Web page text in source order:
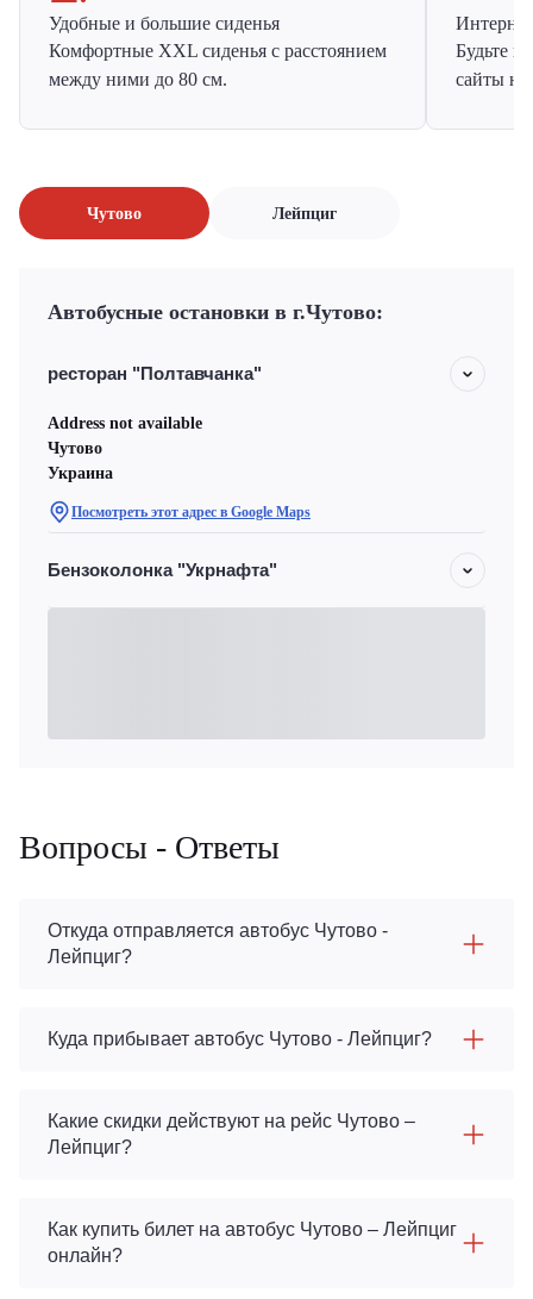
Удобные и большие сиденья
Комфортные XXL сиденья с расстоянием
между ними до 80 см.
Будьте
сайты на
Чутово Лейпциг
Автобусные остановки в г.Чутово:
ресторан "Полтавчанка"
Address not available
Чутово
Украина
Посмотреть этот адрес в Google Maps
Бензоколонка "Укрнафта"
Вопросы - Ответы
Откуда отправляется автобус Чутово -
Лейпциг?
Куда прибывает автобус Чутово - Лейпциг?
Какие скидки действуют на рейс Чутово –
Лейпциг?
Как купить билет на автобус Чутово – Лейпциг
онлайн?